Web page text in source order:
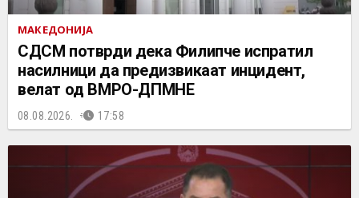
МАКЕДОНИЈА
СДСМ потврди дека Филипче испратил
насилници да предизвикаат инцидент,
велат од ВМРО-ДПМНЕ
08.08.2026. 17:58